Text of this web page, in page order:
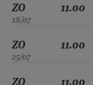
ZO
18/07
11.00
ZO
25/07
11.00
ZO 11.00